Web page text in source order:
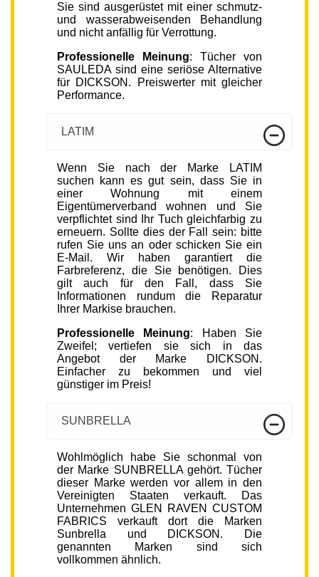
Sie sind ausgerüstet mit einer schmutz-
und wasserabweisenden Behandlung
und nicht anfällig für Verrottung.
Professionelle Meinung: Tücher von
SAULEDA sind eine seriöse Alternative
für DICKSON. Preiswerter mit gleicher
Performance.
LATIM
Wenn Sie nach der Marke LATIM
suchen kann es gut sein, dass Sie in
einer Wohnung mit einem
Eigentümerverband wohnen und Sie
verpflichtet sind Ihr Tuch gleichfarbig zu
erneuern. Sollte dies der Fall sein: bitte
rufen Sie uns an oder schicken Sie ein
E-Mail. Wir haben garantiert die
Farbreferenz, die Sie benötigen. Dies
gilt auch für den Fall, dass Sie
Informationen rundum die Reparatur
Ihrer Markise brauchen.
Professionelle Meinung: Haben Sie
Zweifel; vertiefen sie sich in das
Angebot der Marke DICKSON.
Einfacher zu bekommen und viel
günstiger im Preis!
SUNBRELLA
Wohlmöglich habe Sie schonmal von
der Marke SUNBRELLA gehört. Tücher
dieser Marke werden vor allem in den
Vereinigten Staaten verkauft. Das
Unternehmen GLEN RAVEN CUSTOM
FABRICS verkauft dort die Marken
Sunbrella und DICKSON. Die
genannten Marken sind sich
vollkommen ähnlich.